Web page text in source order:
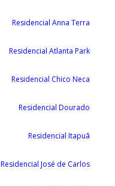
Residencial Anna Terra
Residencial Atlanta Park
Residencial Chico Neca
Residencial Dourado
Residencial Itapuã
Residencial José de Carlos